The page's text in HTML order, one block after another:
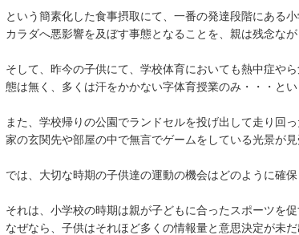
という簡素化した食事摂取にて、一番の発達段階にある
カラダへ悪影響を及ぼす事態となることを、親は残念な
そして、昨今の子供にて、学校体育においても熱中症や
態は無く、多くは汗をかかない字体育授業のみ・・・と
また、学校帰りの公園でランドセルを投げ出して走り回
家の玄関先や部屋の中で無言でゲームをしている光景が見
では、大切な時期の子供達の運動の機会はどのように確
それは、小学校の時期は親が子どもに合ったスポーツを
なぜなら、子供はそれほど多くの情報量と意思決定が未